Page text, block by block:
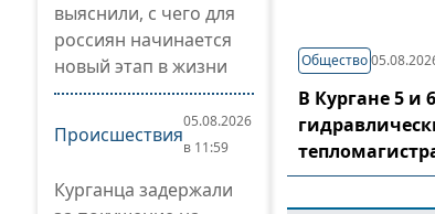
выяснили, с чего для
россиян начинается
новый этап в жизни
Происшествия
05.08.2026
в 11:59
Курганца задержали
Общество
В Кургане 5 и